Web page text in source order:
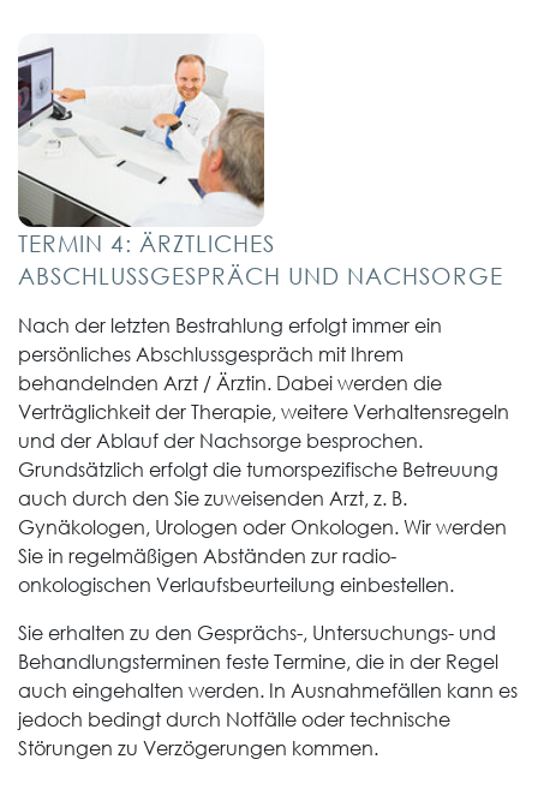
TERMIN 4: ÄRZTLICHES
ABSCHLUSSGESPRÄCH UND NACHSORGE
Nach der letzten Bestrahlung erfolgt immer ein
persönliches Abschlussgespräch mit Ihrem
behandelnden Arzt / Ärztin. Dabei werden die
Verträglichkeit der Therapie, weitere Verhaltensregeln
und der Ablauf der Nachsorge besprochen.
Grundsätzlich erfolgt die tumorspezifische Betreuung
auch durch den Sie zuweisenden Arzt, z. B.
Gynäkologen, Urologen oder Onkologen. Wir werden
Sie in regelmäßigen Abständen zur radio-
onkologischen Verlaufsbeurteilung einbestellen.
Sie erhalten zu den Gesprächs-, Untersuchungs- und
Behandlungsterminen feste Termine, die in der Regel
auch eingehalten werden. In Ausnahmefällen kann es
jedoch bedingt durch Notfälle oder technische
Störungen zu Verzögerungen kommen.